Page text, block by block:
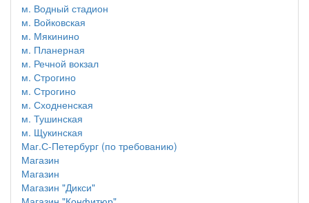
м. Водный стадион
м. Войковская
м. Мякинино
м. Планерная
м. Речной вокзал
м. Строгино
м. Строгино
м. Сходненская
м. Тушинская
м. Щукинская
Маг.С-Петербург (по требованию)
Магазин
Магазин
Магазин "Дикси"